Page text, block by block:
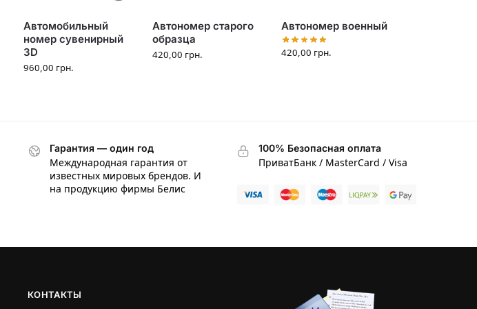
Автомобильный
номер сувенирный
3D
960,00 грн.
Автономер старого
образца
420,00 грн.
Автономер военный
420,00 грн.
Гарантия — один год
Международная гарантия от
известных мировых брендов. И
на продукцию фирмы Белис
100% Безопасная оплата
ПриватБанк / MasterCard / Visa
КОНТАКТЫ